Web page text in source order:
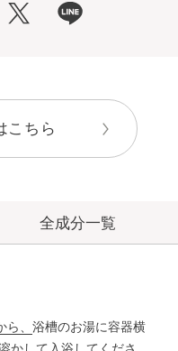
こちら
ら、浴槽のお湯に容器横
全成分一覧